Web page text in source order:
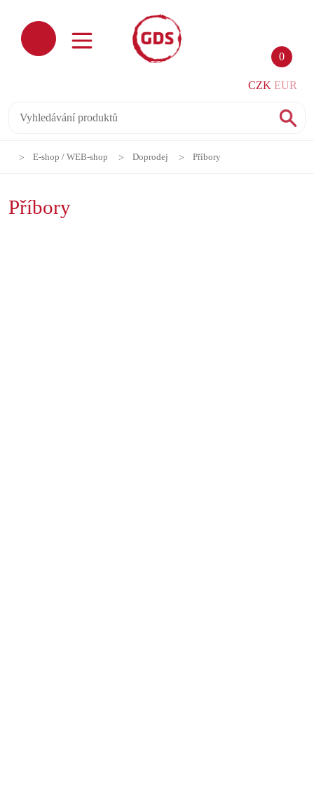
0
CZK EUR
E-shop / WEB-shop Doprodej Příbory
Příbory